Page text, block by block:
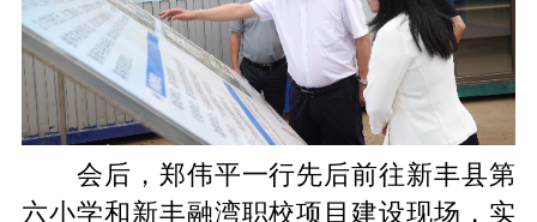
会后，郑伟平一行先后前往新丰县第
六小学和新丰融湾职校项目建设现场，实